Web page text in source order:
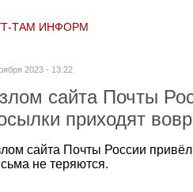
ТАМ ИНФОРМ
2023 - 13:22
сайта Почты
приходят
сайта Почты России
не теряются.